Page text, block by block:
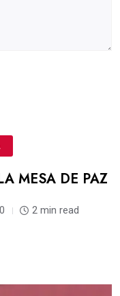
MESA DE PAZ
0 2 min read